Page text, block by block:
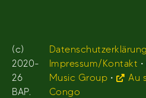
(c)
2020-
26
BAP.
Datenschutzerklärung
Impressum/Kontakt •
Music Group •
Au
Congo